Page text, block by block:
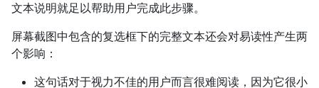
文本说明就足以帮助用户完成此步骤。
屏幕截图中包含的复选框下的完整文本还会对易读性产生两
个影响：
这句话对于视力不佳的用户而言很难阅读，因为它很小